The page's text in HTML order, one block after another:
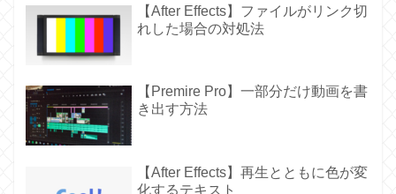
【After Effects】ファイルがリンク切
れした場合の対処法
【Premire Pro】一部分だけ動画を書
き出す方法
【After Effects】再生とともに色が変
化するテキスト